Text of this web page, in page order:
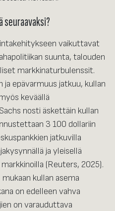
vaikuttavat
suunta, talouden
markkinaturbulenssit.
epävarmuus jatkuu, kullan
keväällä
nosti äskettäin kullan
3 100 dollariin
jatkuvilla
ja yleisellä
(Reuters, 2025).
mukaan kullan asema
on edelleen vahva
on varauduttava